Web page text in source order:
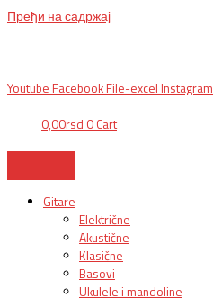
Пређи на садржај
Youtube Facebook File-excel Instagram
0,00rsd 0 Cart
Gitare
Električne
Akustične
Klasične
Basovi
Ukulele i mandoline